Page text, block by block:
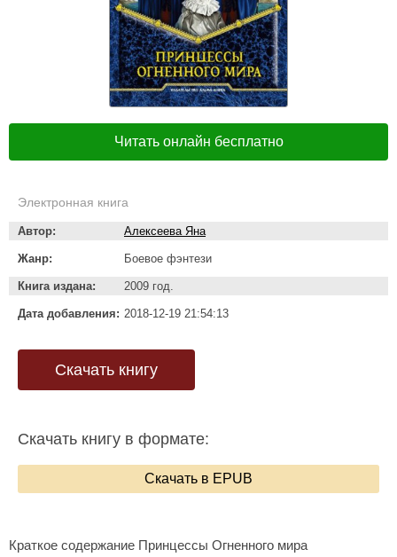
Читать онлайн бесплатно
Электронная книга
Автор: Алексеева Яна
Жанр: Боевое фэнтези
Книга издана: 2009 год.
Дата добавления: 2018-12-19 21:54:13
Скачать книгу
Скачать книгу в формате:
Скачать в EPUB
Краткое содержание Принцессы Огненного мира